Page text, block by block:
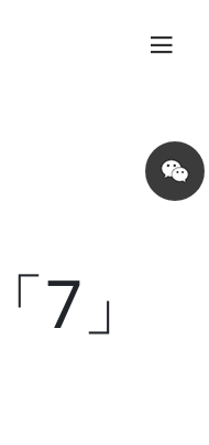
Share
on
wechat
」